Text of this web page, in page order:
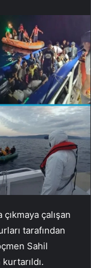
çalışan
tarafından
Sahil